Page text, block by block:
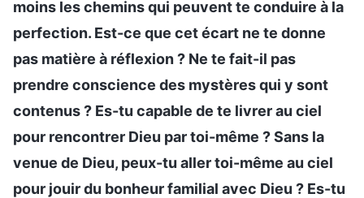
moins les chemins qui peuvent te conduire à la
perfection. Est-ce que cet écart ne te donne
pas matière à réflexion ? Ne te fait-il pas
prendre conscience des mystères qui y sont
contenus ? Es-tu capable de te livrer au ciel
pour rencontrer Dieu par toi-même ? Sans la
venue de Dieu, peux-tu aller toi-même au ciel
pour jouir du bonheur familial avec Dieu ? Es-tu